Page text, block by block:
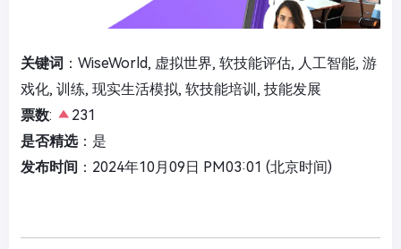
关键词 ：WiseWorld, 虚拟世界, 软技能评估, 人工智能, 游
戏化, 训练, 现实生活模拟, 软技能培训, 技能发展
票数:
231
是否精选：是
发布时间 ：2024年10月09日 PM03:01 (北京时间)